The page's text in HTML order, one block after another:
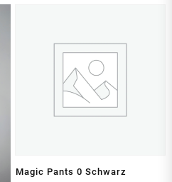
Magic Pants 0 Schwarz